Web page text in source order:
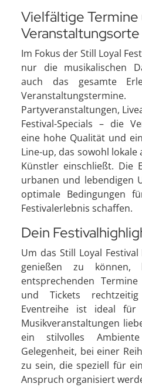
Vielfältige
Veranstaltungsorte
Im Fokus der Still Loyal
nur die musikalischen
auch das gesamte
Partyveranstaltungen,
Festival-Specials – die
eine hohe Qualität und
Line-up, das sowohl
Künstler einschließt. Die
urbanen und lebendigen
optimale Bedingungen
Festivalerlebnis schaffen.
Dein
Um das Still Loyal
genießen zu
entsprechenden
und Tickets
Eventreihe ist ideal für
Musikveranstaltungen
ein stilvolles
Gelegenheit, bei einer
zu sein, die speziell für
Anspruch organisiert